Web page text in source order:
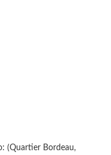
(Quartier Bordeau,